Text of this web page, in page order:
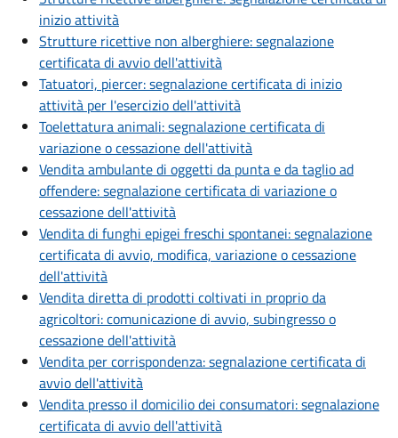
inizio attività
Strutture ricettive non alberghiere: segnalazione
certificata di avvio dell'attività
Tatuatori, piercer: segnalazione certificata di inizio
attività per l'esercizio dell'attività
Toelettatura animali: segnalazione certificata di
variazione o cessazione dell'attività
Vendita ambulante di oggetti da punta e da taglio ad
offendere: segnalazione certificata di variazione o
cessazione dell'attività
Vendita di funghi epigei freschi spontanei: segnalazione
certificata di avvio, modifica, variazione o cessazione
dell'attività
Vendita diretta di prodotti coltivati in proprio da
agricoltori: comunicazione di avvio, subingresso o
cessazione dell'attività
Vendita per corrispondenza: segnalazione certificata di
avvio dell'attività
Vendita presso il domicilio dei consumatori: segnalazione
certificata di avvio dell'attività